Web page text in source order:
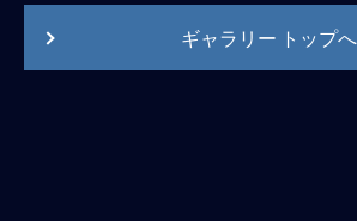
ギャラリー トップへ